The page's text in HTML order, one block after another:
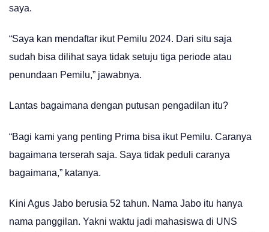
saya.
“Saya kan mendaftar ikut Pemilu 2024. Dari situ saja
sudah bisa dilihat saya tidak setuju tiga periode atau
penundaan Pemilu,” jawabnya.
Lantas bagaimana dengan putusan pengadilan itu?
“Bagi kami yang penting Prima bisa ikut Pemilu. Caranya
bagaimana terserah saja. Saya tidak peduli caranya
bagaimana,” katanya.
Kini Agus Jabo berusia 52 tahun. Nama Jabo itu hanya
nama panggilan. Yakni waktu jadi mahasiswa di UNS